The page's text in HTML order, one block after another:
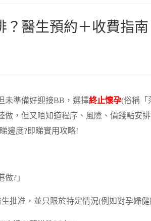
？醫生預約＋收費指南
未準備好迎接BB，選擇終止懷孕(俗稱「
做，但又唔知道程序、風險、價錢點安
邊度?即睇實用攻略!
?」
批准，並只限於特定情況(例如對孕婦健